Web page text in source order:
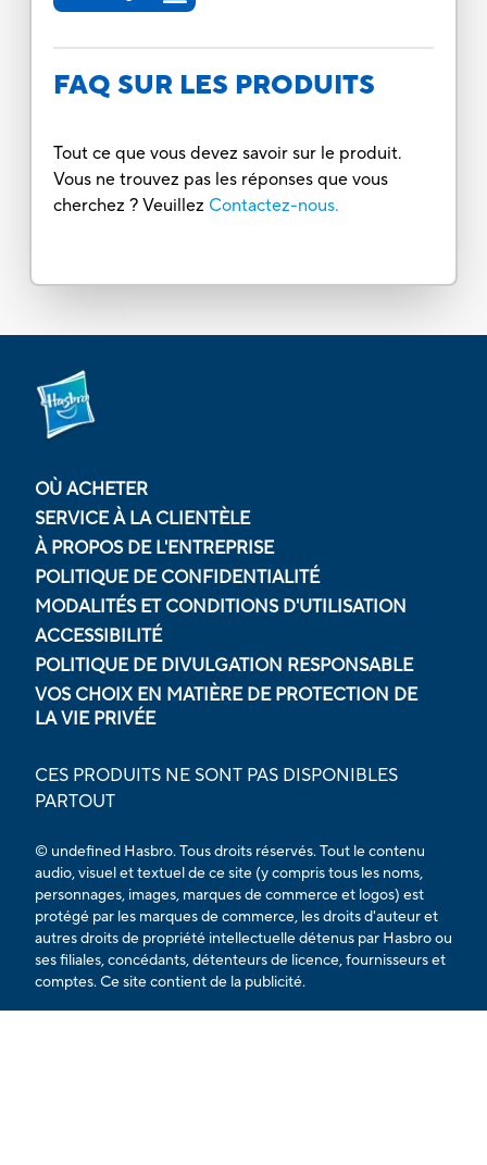
FAQ SUR LES PRODUITS
Tout ce que vous devez savoir sur le produit.
Vous ne trouvez pas les réponses que vous
cherchez ? Veuillez Contactez-nous.
OÙ ACHETER
SERVICE À LA CLIENTÈLE
À PROPOS DE L'ENTREPRISE
POLITIQUE DE CONFIDENTIALITÉ
MODALITÉS ET CONDITIONS D'UTILISATION
ACCESSIBILITÉ
POLITIQUE DE DIVULGATION RESPONSABLE
VOS CHOIX EN MATIÈRE DE PROTECTION DE
LA VIE PRIVÉE
CES PRODUITS NE SONT PAS DISPONIBLES
PARTOUT
© undefined Hasbro. Tous droits réservés. Tout le contenu
audio, visuel et textuel de ce site (y compris tous les noms,
personnages, images, marques de commerce et logos) est
protégé par les marques de commerce, les droits d'auteur et
autres droits de propriété intellectuelle détenus par Hasbro ou
ses filiales, concédants, détenteurs de licence, fournisseurs et
comptes. Ce site contient de la publicité.